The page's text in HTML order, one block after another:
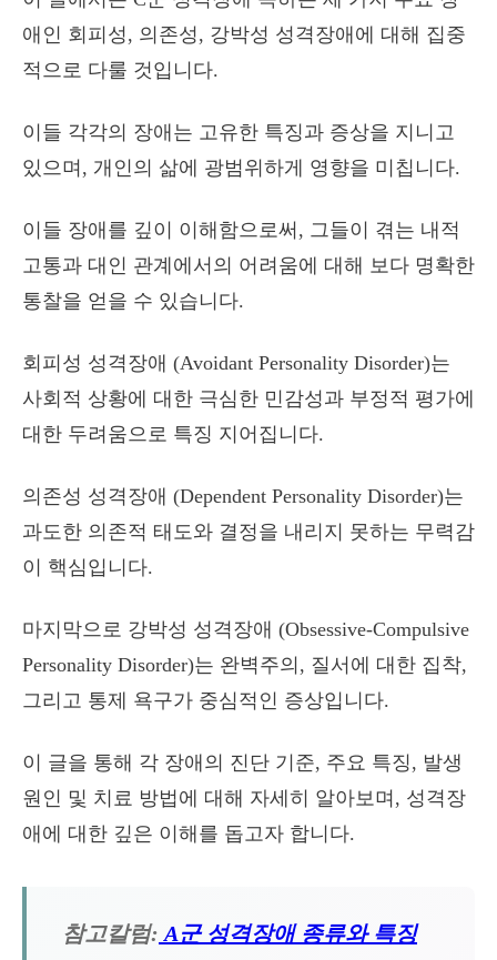
애인 회피성, 의존성, 강박성 성격장애에 대해 집중
적으로 다룰 것입니다.
이들 각각의 장애는 고유한 특징과 증상을 지니고
있으며, 개인의 삶에 광범위하게 영향을 미칩니다.
이들 장애를 깊이 이해함으로써, 그들이 겪는 내적
고통과 대인 관계에서의 어려움에 대해 보다 명확한
통찰을 얻을 수 있습니다.
회피성 성격장애 (Avoidant Personality Disorder)는
사회적 상황에 대한 극심한 민감성과 부정적 평가에
대한 두려움으로 특징 지어집니다.
의존성 성격장애 (Dependent Personality Disorder)는
과도한 의존적 태도와 결정을 내리지 못하는 무력감
이 핵심입니다.
마지막으로 강박성 성격장애 (Obsessive-Compulsive
Personality Disorder)는 완벽주의, 질서에 대한 집착,
그리고 통제 욕구가 중심적인 증상입니다.
이 글을 통해 각 장애의 진단 기준, 주요 특징, 발생
원인 및 치료 방법에 대해 자세히 알아보며, 성격장
애에 대한 깊은 이해를 돕고자 합니다.
참고칼럼: A군 성격장애 종류와 특징